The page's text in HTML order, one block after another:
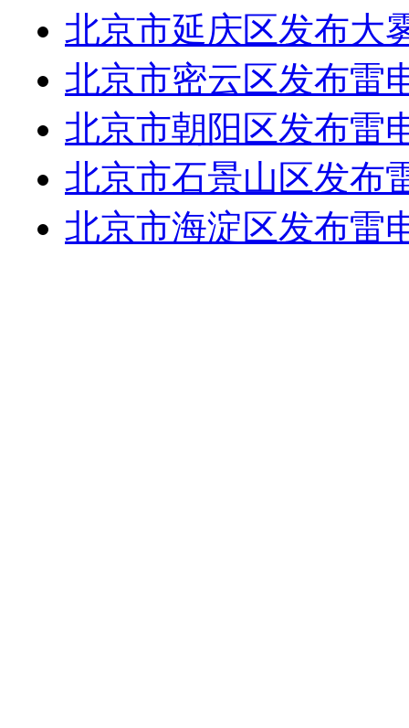
北京市延庆区发布大
北京市密云区发布雷
北京市朝阳区发布雷
北京市石景山区发布
北京市海淀区发布雷